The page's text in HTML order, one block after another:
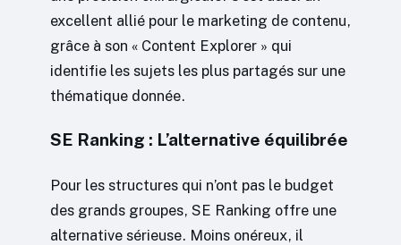
excellent allié pour le marketing de contenu,
grâce à son « Content Explorer » qui
identifie les sujets les plus partagés sur une
thématique donnée.
SE Ranking : L’alternative équilibrée
Pour les structures qui n’ont pas le budget
des grands groupes, SE Ranking offre une
alternative sérieuse. Moins onéreux, il